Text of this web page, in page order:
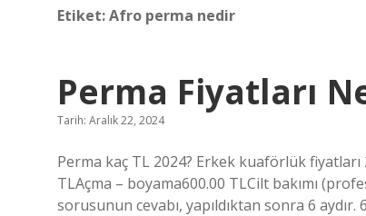
Etiket:Afro perma nedir
Perma Fiyatları
Tarih: Aralık 22, 2024
Perma kaç TL 2024? Erkek kuaförlük fiyatları
TLAçma – boyama600.00 TLCilt bakımı
sorusunun cevabı, yapıldıktan sonra 6